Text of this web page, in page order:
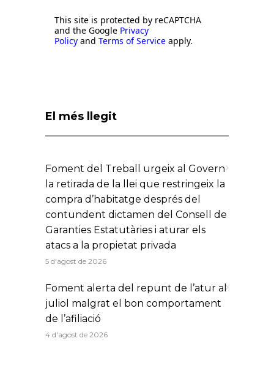
This site is protected by reCAPTCHA
and the Google Privacy
Policy and Terms of Service apply.
El més llegit
Foment del Treball urgeix al Govern
la retirada de la llei que restringeix la
compra d’habitatge després del
contundent dictamen del Consell de
Garanties Estatutàries i aturar els
atacs a la propietat privada
5 d'agost de 2026
Foment alerta del repunt de l’atur al
juliol malgrat el bon comportament
de l’afiliació
4 d'agost de 2026